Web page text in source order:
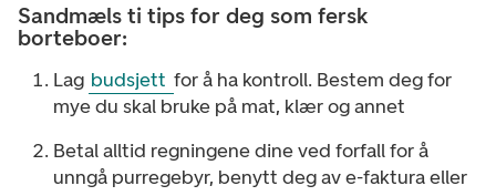
Sandmæls ti tips for deg som fersk
borteboer:
Lag budsjett for å ha kontroll. Bestem deg for
mye du skal bruke på mat, klær og annet
Betal alltid regningene dine ved forfall for å
unngå purregebyr, benytt deg av e-faktura eller